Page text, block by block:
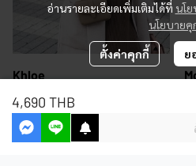
Khloe
4,690 THB
อ่านรายละเอียดเพิ่มเติมได้ที่ นโ
นโยบายคุ
ตั้งค่าคุกกี้ ย